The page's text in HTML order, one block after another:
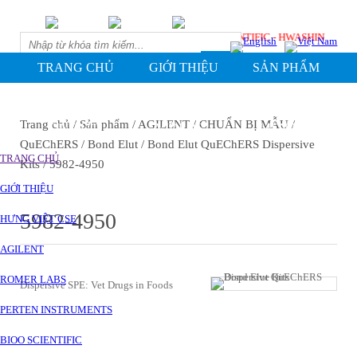
- PERTEN - ROMER LABS - BIOO SCIENTIFIC - HWASHIN
TRANG CHỦ GIỚI THIỆU SẢN PHẨM
TIN TỨC VIDEOS LIÊN HỆ
TRANG CHỦ
GIỚI THIỆU
HƯNG VIỆT CSE
AGILENT
ROMER LABS
PERTEN INSTRUMENTS
BIOO SCIENTIFIC
Trang chủ / Sản phẩm / AGILENT/ CHUẨN BỊ MẪU/
QuEChERS/ Bond Elut/ Bond Elut QuEChERS Dispersive
Kits/ 5982-4950
5982-4950
Dispersive SPE: Vet Drugs in Foods